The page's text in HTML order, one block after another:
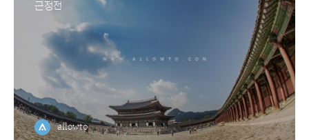
근정전
allowto